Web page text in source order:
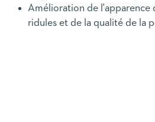
Amélioration de l'apparence
ridules et de la qualité de la